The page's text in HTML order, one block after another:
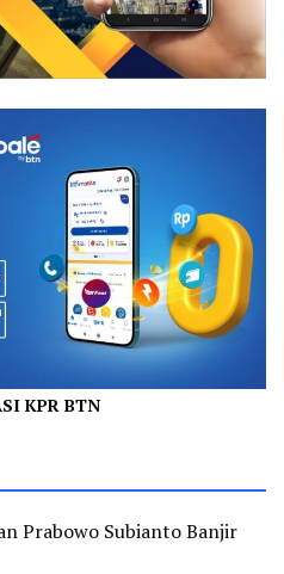
KPR BTN
Prabowo Subianto Banjir